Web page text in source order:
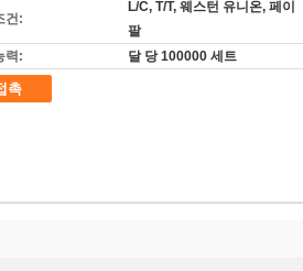
건:
L/C, T/T, 웨스턴 유니온, 페이
팔
력:
달 당 100000 세트
촉